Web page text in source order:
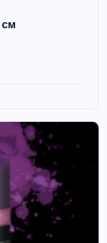
см